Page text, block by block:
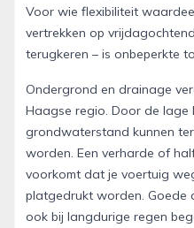
Voor wie flexibiliteit
vertrekken op
terugkeren – is onbeperkte
Ondergrond en drainage
Haagse regio. Door de lage
grondwaterstand kunnen
worden. Een verharde of
voorkomt dat je voertuig
platgedrukt worden.
ook bij langdurige regen